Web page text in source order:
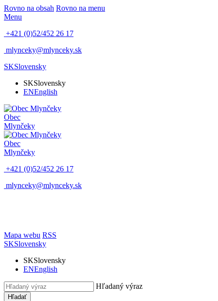
Rovno na obsah Rovno na menu
Menu
+421 (0)52/452 26 17
mlynceky@mlynceky.sk
SKSlovensky
SKSlovensky
ENEnglish
Obec
Mlynčeky
Obec
Mlynčeky
+421 (0)52/452 26 17
mlynceky@mlynceky.sk
Mapa webu RSS
SKSlovensky
SKSlovensky
ENEnglish
Hľadaný výraz
Hľadať